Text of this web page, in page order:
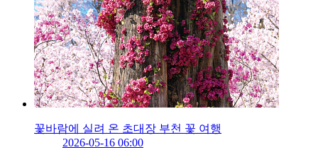
꽃바람에 실려 온 초대장 부천 꽃 여행
2026-05-16 06:00